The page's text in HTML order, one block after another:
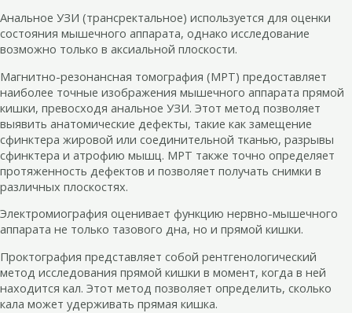
Анальное УЗИ (трансректальное) используется для оценки
состояния мышечного аппарата, однако исследование
возможно только в аксиальной плоскости.
Магнитно-резонансная томография (МРТ) предоставляет
наиболее точные изображения мышечного аппарата прямой
кишки, превосходя анальное УЗИ. Этот метод позволяет
выявить анатомические дефекты, такие как замещение
сфинктера жировой или соединительной тканью, разрывы
сфинктера и атрофию мышц. МРТ также точно определяет
протяженность дефектов и позволяет получать снимки в
различных плоскостях.
Электромиография оценивает функцию нервно-мышечного
аппарата не только тазового дна, но и прямой кишки.
Проктография представляет собой рентгенологический
метод исследования прямой кишки в момент, когда в ней
находится кал. Этот метод позволяет определить, сколько
кала может удерживать прямая кишка.